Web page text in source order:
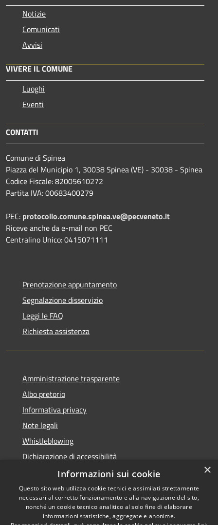
Notizie
Comunicati
Avvisi
VIVERE IL COMUNE
Luoghi
Eventi
CONTATTI
Comune di Spinea
Piazza del Municipio 1, 30038 Spinea (VE) - 30038 - Spinea
Codice Fiscale: 82005610272
Partita IVA: 00683400279
PEC: protocollo.comune.spinea.ve@pecveneto.it
Riceve anche da e-mail non PEC
Centralino Unico: 0415071111
Prenotazione appuntamento
Segnalazione disservizio
Leggi le FAQ
Richiesta assistenza
Amministrazione trasparente
Albo pretorio
Informativa privacy
Note legali
Whistleblowing
Dichiarazione di accessibilità
Obiettivi di accessibilità
RSS Copyright © 2026 • Comune di
×
Informazioni sui cookie
Questo sito web utilizza cookie tecnici e assimilati strettamente
necessari al corretto funzionamento e alla navigazione del sito,
nonché un cookie tecnico analitico al solo fine di elaborare
informazioni statistiche, aggregate e anonime.